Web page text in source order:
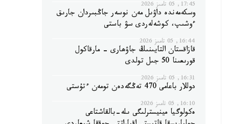
17:45, 05 تامىز 2026
وسكەمەندە داۋىل مەن نوسەر جاڭبىردان جارىق
ءوشىپ، كوشەلەردى سۋ باستى
16:44, 05 تامىز 2026
قازاقستان التايىنىڭ جاۋھارى - مارقاكول
قورىعىنا 50 جىل تولدى
16:31, 05 تامىز 2026
دوللار باعامى 470 تەڭگەدەن تومەن ءتۇستى
16:10, 05 تامىز 2026
ەكولوگيا مينيسترلىگى ىلە-بالقاشتاعى